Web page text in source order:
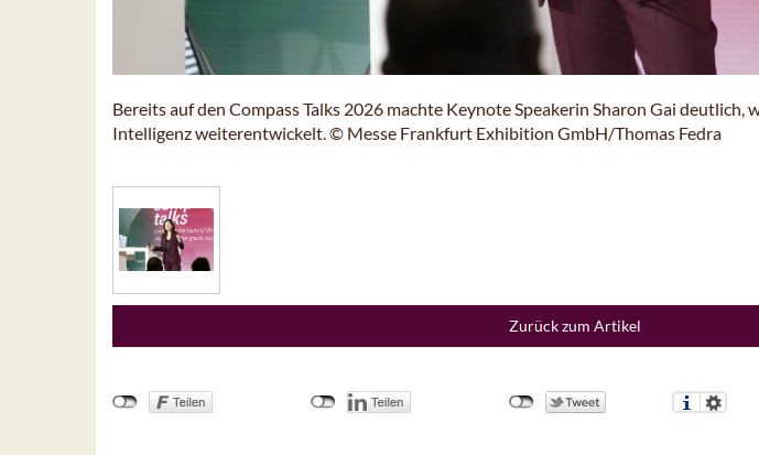
Bereits auf den Compass Talks 2026 machte Keynote Speakerin Sharon Gai deutlich,
Intelligenz weiterentwickelt. © Messe Frankfurt Exhibition GmbH/Thomas Fedra
Zurück zum Artikel